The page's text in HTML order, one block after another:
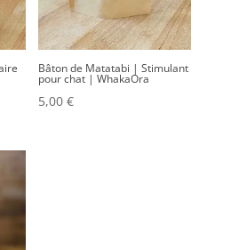
Bâton de Matatabi | Stimulant
pour chat | WhakaOra
5,00€